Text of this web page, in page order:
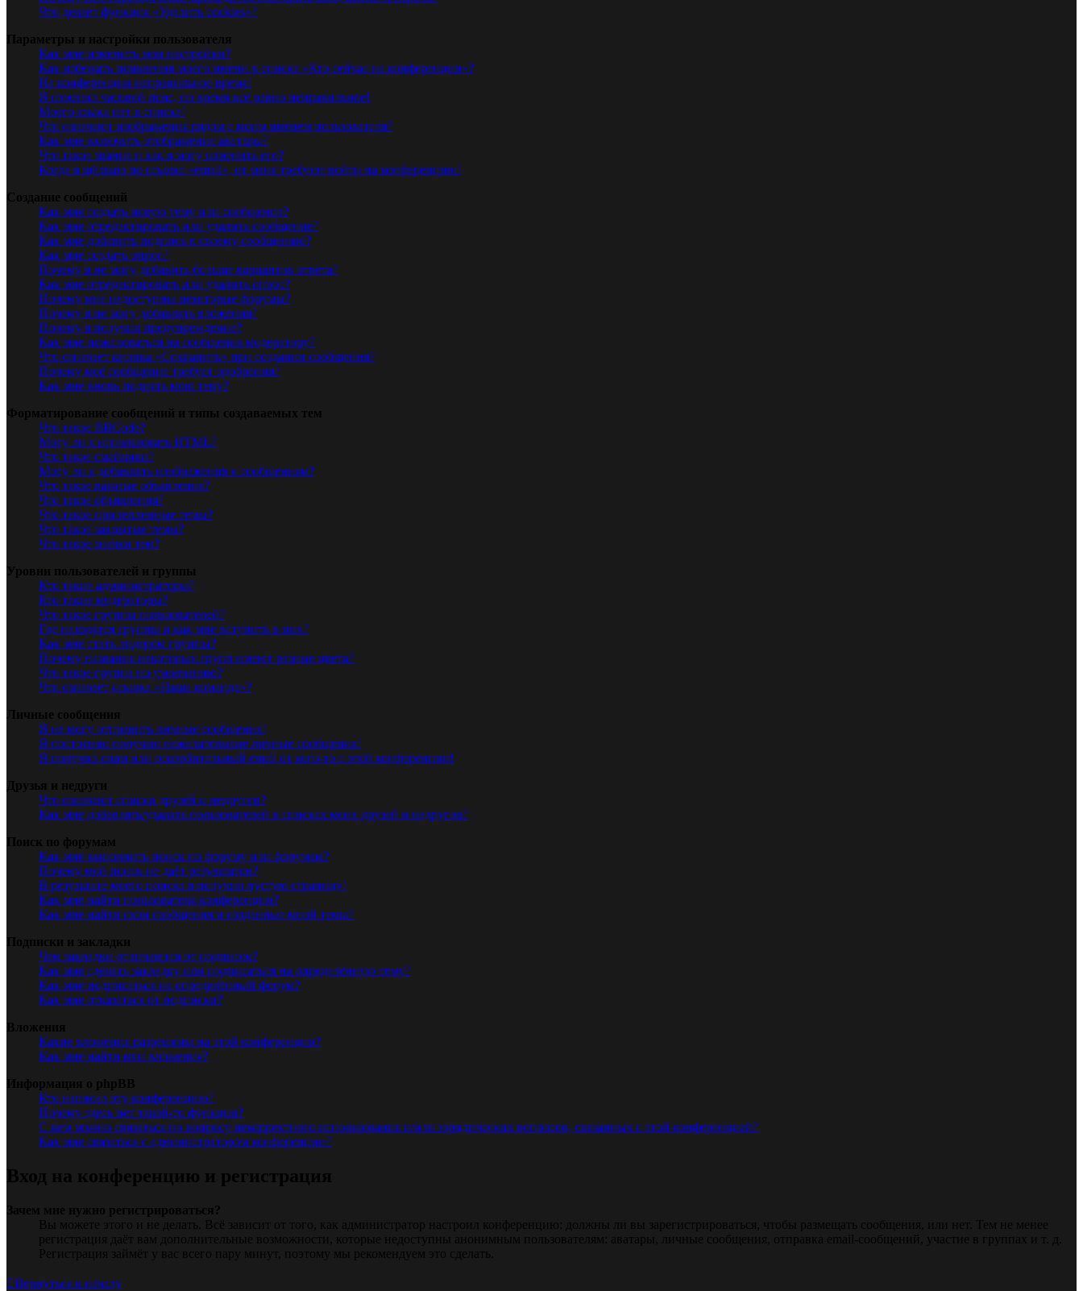
Что делает функция «Удалить cookies»?
Параметры и настройки пользователя
Как мне изменить мои настройки?
Как избежать появления моего имени в списке «Кто сейчас на конференции»?
На конференции неправильное время!
Я изменил часовой пояс, но время всё равно неправильное!
Моего языка нет в списке!
Что означают изображения рядом с моим именем пользователя?
Как мне включить отображение аватары?
Что такое звание и как я могу изменить его?
Когда я щёлкаю по ссылке «email», от меня требуют войти на конференцию!
Создание сообщений
Как мне создать новую тему или сообщение?
Как мне отредактировать или удалить сообщение?
Как мне добавить подпись к своему сообщению?
Как мне создать опрос?
Почему я не могу добавить больше вариантов ответа?
Как мне отредактировать или удалить опрос?
Почему мне недоступны некоторые форумы?
Почему я не могу добавлять вложения?
Почему я получил предупреждение?
Как мне пожаловаться на сообщения модератору?
Что означает кнопка «Сохранить» при создании сообщения?
Почему моё сообщение требует одобрения?
Как мне вновь поднять мою тему?
Форматирование сообщений и типы создаваемых тем
Что такое BBCode?
Могу ли я использовать HTML?
Что такое смайлики?
Могу ли я добавлять изображения к сообщениям?
Что такое важные объявления?
Что такое объявления?
Что такое прилепленные темы?
Что такое закрытые темы?
Что такое значки тем?
Уровни пользователей и группы
Кто такие администраторы?
Кто такие модераторы?
Что такое группы пользователей?
Где находятся группы и как мне вступить в них?
Как мне стать лидером группы?
Почему названия некоторых групп имеют разные цвета?
Что такое группа по умолчанию?
Что означает ссылка «Наша команда»?
Личные сообщения
Я не могу отправить личные сообщения!
Я постоянно получаю нежелательные личные сообщения!
Я получил спам или оскорбительный email от кого-то с этой конференции!
Друзья и недруги
Что означают списки друзей и недругов?
Как мне добавлять/удалять пользователей в списках моих друзей и недругов?
Поиск по форумам
Как мне выполнить поиск по форуму или форумам?
Почему мой поиск не даёт результатов?
В результате моего поиска я получил пустую страницу!
Как мне найти пользователя конференции?
Как мне найти свои сообщения и созданные мной темы?
Подписки и закладки
Чем закладки отличаются от подписок?
Как мне сделать закладку или подписаться на определённую тему?
Как мне подписаться на определённый форум?
Как мне отказаться от подписки?
Вложения
Какие вложения разрешены на этой конференции?
Как мне найти мои вложения?
Информация о phpBB
Кто написал эту конференцию?
Почему здесь нет такой-то функции?
С кем можно связаться по вопросу некорректного использования и/или юридических вопросов, связанных с этой конференцией?
Как мне связаться с администратором конференции?
Вход на конференцию и регистрация
Зачем мне нужно регистрироваться?
Вы можете этого и не делать. Всё зависит от того, как администратор настроил конференцию: должны ли вы зарегистрироваться, чтобы размещать сообщения, или нет. Тем не менее
регистрация даёт вам дополнительные возможности, которые недоступны анонимным пользователям: аватары, личные сообщения, отправка email-сообщений, участие в группах и т. д.
Регистрация займёт у вас всего пару минут, поэтому мы рекомендуем это сделать.
Вернуться к началу